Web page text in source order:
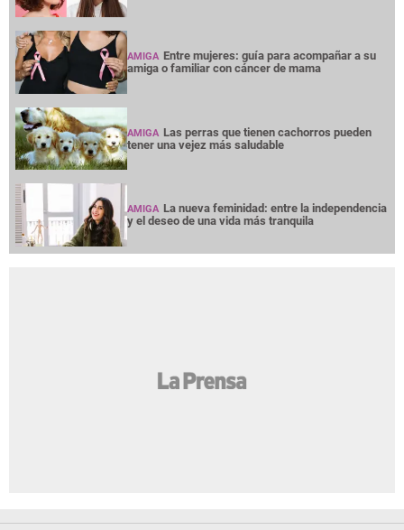
AMIGA Entre mujeres: guía para acompañar a su
amiga o familiar con cáncer de mama
AMIGA Las perras que tienen cachorros pueden
tener una vejez más saludable
AMIGA La nueva feminidad: entre la independencia
y el deseo de una vida más tranquila